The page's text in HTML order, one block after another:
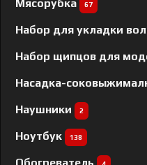
Мясорубка 67
Набор для укладки
Набор щипцов для
Насадка-
Наушники 2
Ноутбук 138